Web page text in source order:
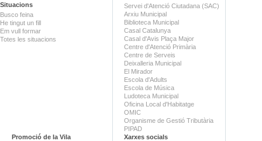
Situacions
Busco feina
He tingut un fill
Em vull formar
Totes les situacions
Servei d'Atenció Ciutadana (SAC)
Arxiu Municipal
Biblioteca Municipal
Casal Catalunya
Casal d'Avis Plaça Major
Centre d'Atenció Primària
Centre de Serveis
Deixalleria Municipal
El Mirador
Escola d'Adults
Escola de Música
Ludoteca Municipal
Oficina Local d'Habitatge
OMIC
Organisme de Gestió Tributària
PIPAD
Promoció de la Vila
Xarxes socials